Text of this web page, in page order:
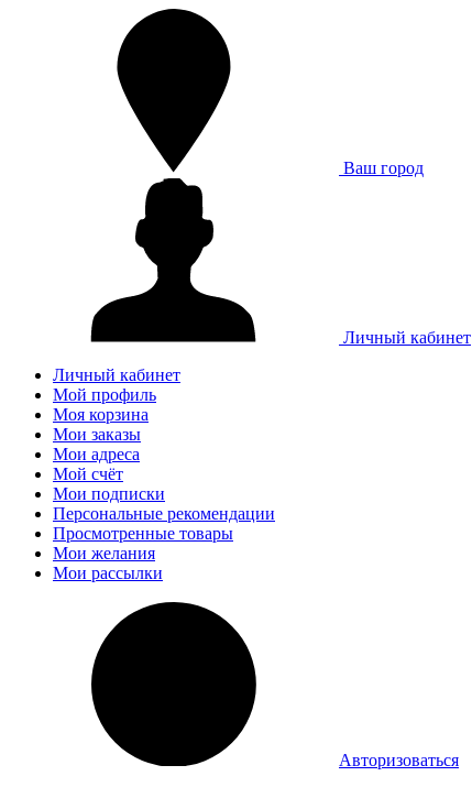
Ваш город
Личный кабинет
Личный кабинет
Мой профиль
Моя корзина
Мои заказы
Мои адреса
Мой счёт
Мои подписки
Персональные рекомендации
Просмотренные товары
Мои желания
Мои рассылки
Авторизоваться